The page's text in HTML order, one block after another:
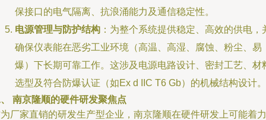
保接口的电气隔离、抗浪涌能力及通信稳定性。
电源管理与防护结构 ：为整个系统提供稳定、高效的供电，
确保仪表能在恶劣工业环境（高温、高湿、腐蚀、粉尘、易
爆）下长期可靠工作。这涉及电源电路设计、密封工艺、材
选型及符合防爆认证（如Ex d IIC T6 Gb）的机械结构设计。
南京隆顺的硬件研发聚焦点
厂家直销的研发生产型企业，南京隆顺在硬件研发上可能着力